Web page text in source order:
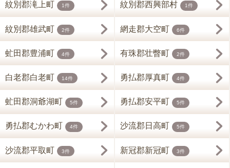
紋別郡滝上町 1件 紋別郡西興部村 1件
紋別郡雄武町 2件 網走郡大空町 6件
虻田郡豊浦町 4件 有珠郡壮瞥町 2件
白老郡白老町 14件 勇払郡厚真町 4件
虻田郡洞爺湖町 5件 勇払郡安平町 5件
勇払郡むかわ町 4件 沙流郡日高町 5件
沙流郡平取町 3件 新冠郡新冠町 3件